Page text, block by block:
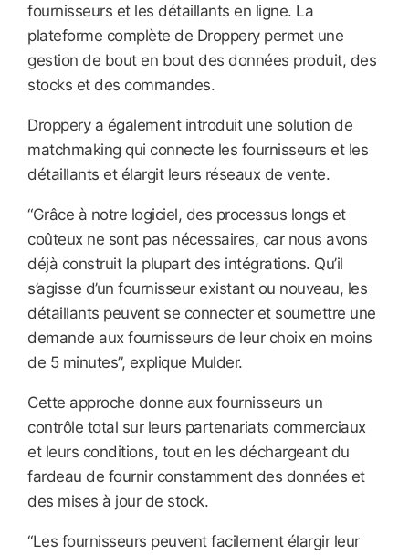
fournisseurs et les détaillants en ligne. La
plateforme complète de Droppery permet une
gestion de bout en bout des données produit, des
stocks et des commandes.
Droppery a également introduit une solution de
matchmaking qui connecte les fournisseurs et les
détaillants et élargit leurs réseaux de vente.
“Grâce à notre logiciel, des processus longs et
coûteux ne sont pas nécessaires, car nous avons
déjà construit la plupart des intégrations. Qu’il
s’agisse d’un fournisseur existant ou nouveau, les
détaillants peuvent se connecter et soumettre une
demande aux fournisseurs de leur choix en moins
de 5 minutes”, explique Mulder.
Cette approche donne aux fournisseurs un
contrôle total sur leurs partenariats commerciaux
et leurs conditions, tout en les déchargeant du
fardeau de fournir constamment des données et
des mises à jour de stock.
“Les fournisseurs peuvent facilement élargir leur